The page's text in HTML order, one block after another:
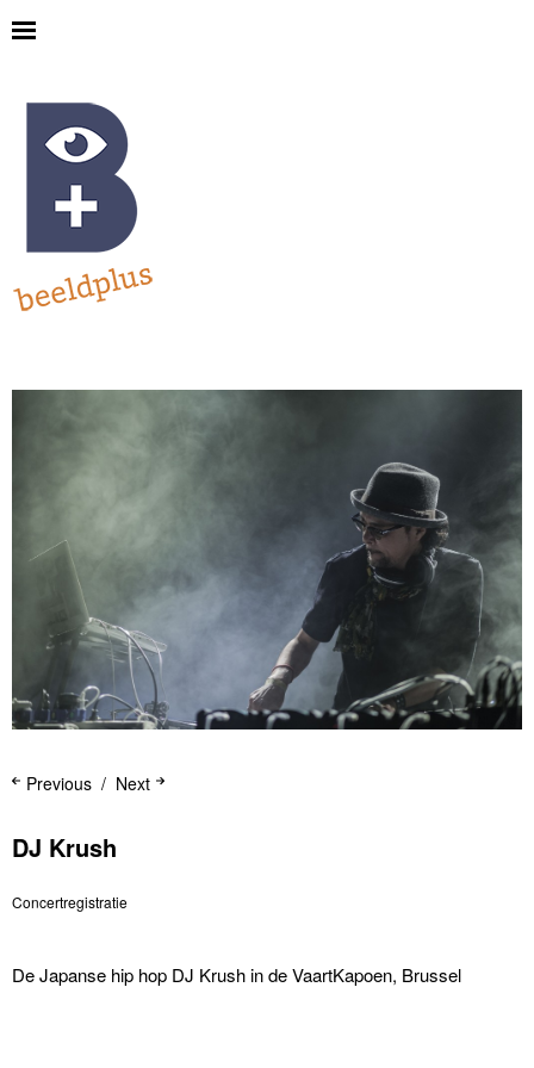
Next
Previous
DJ Krush
Concertregistratie
De Japanse hip hop DJ Krush in de VaartKapoen, Brussel